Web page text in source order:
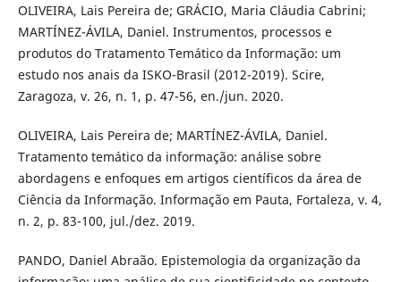
OLIVEIRA, Lais Pereira de; GRÁCIO, Maria Cláudia Cabrini;
MARTÍNEZ-ÁVILA, Daniel. Instrumentos, processos e
produtos do Tratamento Temático da Informação: um
estudo nos anais da ISKO-Brasil (2012-2019). Scire,
Zaragoza, v. 26, n. 1, p. 47-56, en./jun. 2020.
OLIVEIRA, Lais Pereira de; MARTÍNEZ-ÁVILA, Daniel.
Tratamento temático da informação: análise sobre
abordagens e enfoques em artigos científicos da área de
Ciência da Informação. Informação em Pauta, Fortaleza, v. 4,
n. 2, p. 83-100, jul./dez. 2019.
PANDO, Daniel Abraão. Epistemologia da organização da